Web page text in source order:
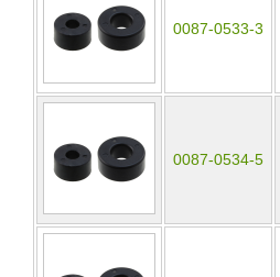
0087-0533-3
0087-0534-5